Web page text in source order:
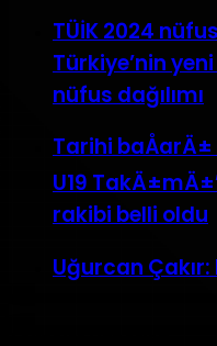
TÜİK 2024
Türkiye’nin
nüfus dağılımı
Tarihi
U19
rakibi belli oldu
Uğurcan Çakır: